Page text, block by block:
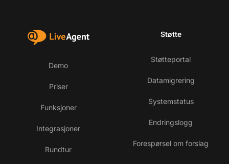
Demo
Priser
Funksjoner
Integrasjoner
Rundtur
Støtte
Støtteportal
Datamigrering
Systemstatus
Endringslogg
Forespørsel om forslag